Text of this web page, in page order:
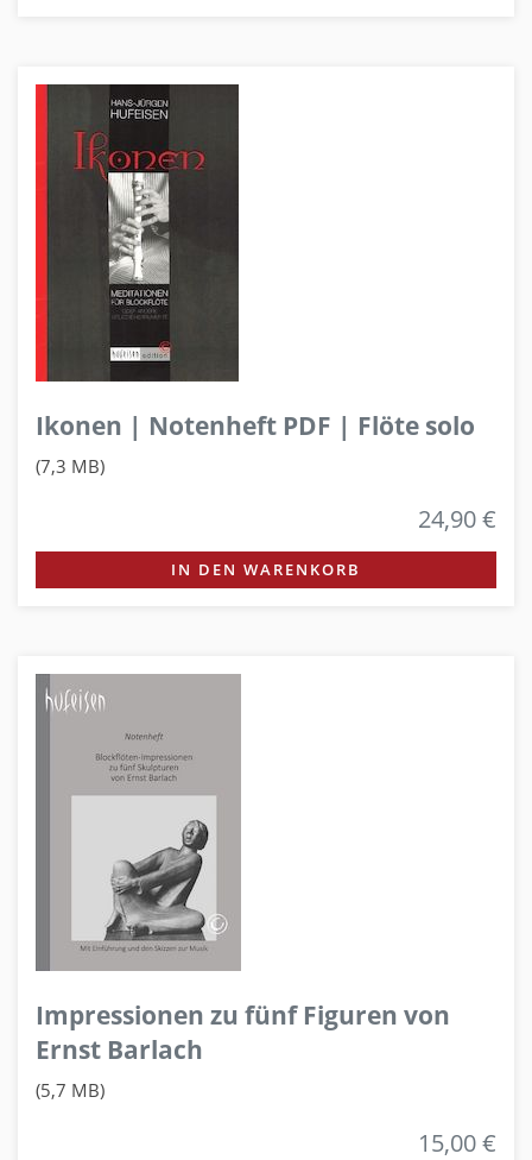
Ikonen | Notenheft PDF | Flöte solo
(7,3 MB)
24,90 €
IN DEN WARENKORB
Impressionen zu fünf Figuren von
Ernst Barlach
(5,7 MB)
15,00 €